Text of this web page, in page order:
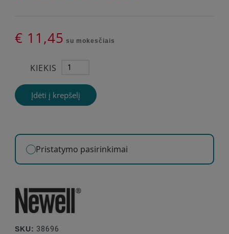
€ 11,45 su mokesčiais
KIEKIS
Įdėti į krepšelį
Pristatymo pasirinkimai
SKU: 38696